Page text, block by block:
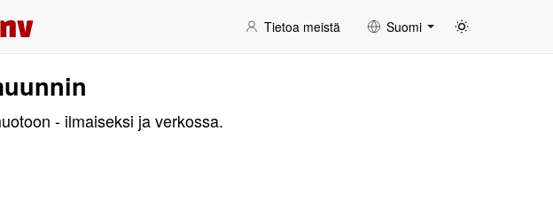
Tietoa meistä Suomi
- ilmaiseksi ja verkossa.